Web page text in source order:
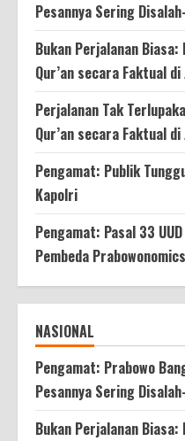
Pesannya Sering
Bukan Perjalanan Biasa:
Qur’an secara Faktual
Perjalanan Tak
Qur’an secara Faktual di
Pengamat: Publik
Kapolri
Pengamat: Pasal 33
Pembeda
NASIONAL
Pengamat: Prabowo
Pesannya Sering
Bukan Perjalanan Biasa: